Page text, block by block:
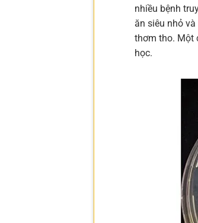
nhiều bệnh
ăn siêu nhỏ
thơm tho. Một
học.